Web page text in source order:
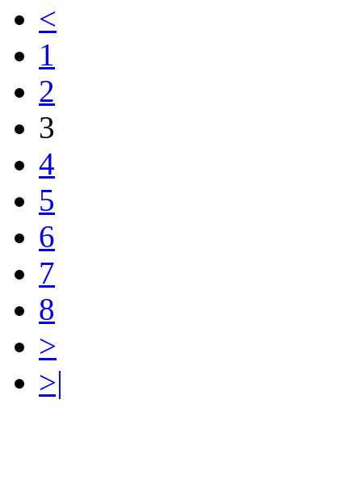
<
1
2
3
4
5
6
7
8
>
>|